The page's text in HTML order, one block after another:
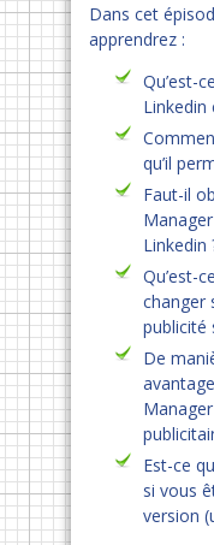
Dans cet
apprendrez :
Qu’est-
Linkedin
qu’il
Faut-il
Linkedin
Qu’est-
changer
publicité
De
Est-ce
si vous
version